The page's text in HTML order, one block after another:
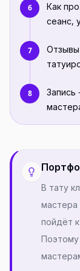
6
Как
сеанс,
7
8
В тату
мастера
пойдёт